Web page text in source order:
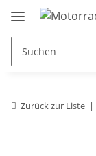
Zurück zur Liste